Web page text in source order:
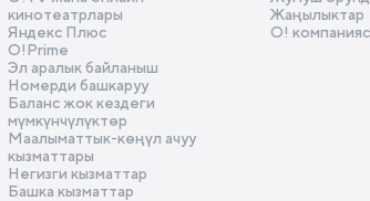
кинотеатрлары
Яндекс Плюс
O!Prime
Эл аралык байланыш
Номерди башкаруу
Баланс жок кездеги
мүмкүнчүлүктөр
Маалыматтык-көңүл ачуу
кызматтары
Негизги кызматтар
Башка кызматтар
Жаңылыктар
О!